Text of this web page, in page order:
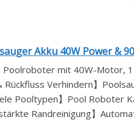
Akku 40W Power &
Poolroboter mit 40W-Motor,
Rückfluss Verhindern】
Pooltypen】Pool Roboter
Randreinigung】